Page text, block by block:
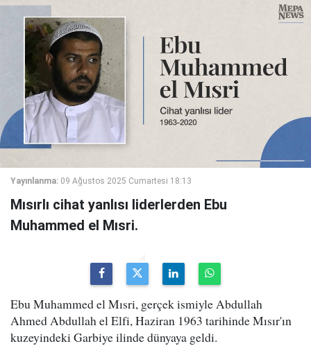
Yayınlanma: 09 Ağustos 2025 Cumartesi 18:13
Mısırlı cihat yanlısı liderlerden Ebu
Muhammed el Mısri.
Ebu Muhammed el Mısri, gerçek ismiyle Abdullah
Ahmed Abdullah el Elfi, Haziran 1963 tarihinde Mısır'ın
kuzeyindeki Garbiye ilinde dünyaya geldi.